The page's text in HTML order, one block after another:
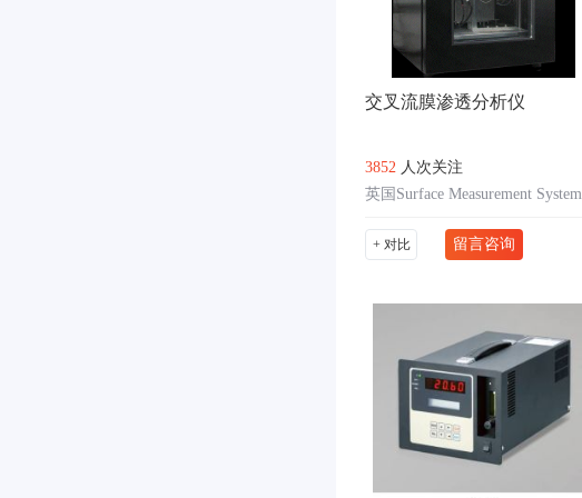
交叉流膜渗透分析仪
3852 人次关注
+ 对比 留言咨询